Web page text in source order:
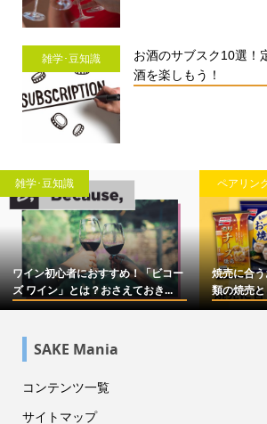
雑学･豆知識
お酒のサブスク10選！
酒を楽しもう！
雑学･豆知識
ワイン初心者におすすめ！「ビコー
ズ ワイン」とは？おさえておき...
ペアリン
焼売に合
類の焼売
SAKE Mania
コンテンツ一覧
サイトマップ